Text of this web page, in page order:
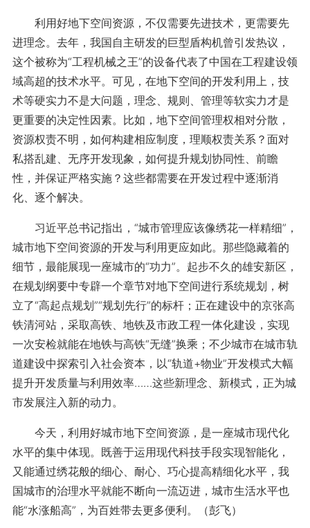
利用好地下空间资源，不仅需要先进技术，更需要先
进理念。去年，我国自主研发的巨型盾构机曾引发热议，
这个被称为“工程机械之王”的设备代表了中国在工程建设领
域高超的技术水平。可见，在地下空间的开发利用上，技
术等硬实力不是大问题，理念、规则、管理等软实力才是
更重要的决定性因素。比如，地下空间管理权相对分散，
资源权责不明，如何构建相应制度，理顺权责关系？面对
私搭乱建、无序开发现象，如何提升规划协同性、前瞻
性，并保证严格实施？这些都需要在开发过程中逐渐消
化、逐个解决。
习近平总书记指出，“城市管理应该像绣花一样精细”，
城市地下空间资源的开发与利用更应如此。那些隐藏着的
细节，最能展现一座城市的“功力”。起步不久的雄安新区，
在规划纲要中专辟一个章节对地下空间进行系统规划，树
立了“高起点规划”“规划先行”的标杆；正在建设中的京张高
铁清河站，采取高铁、地铁及市政工程一体化建设，实现
一次安检就能在地铁与高铁“无缝”换乘；不少城市在城市轨
道建设中探索引入社会资本，以“轨道+物业”开发模式大幅
提升开发质量与利用效率……这些新理念、新模式，正为城
市发展注入新的动力。
今天，利用好城市地下空间资源，是一座城市现代化
水平的集中体现。既善于运用现代科技手段实现智能化，
又能通过绣花般的细心、耐心、巧心提高精细化水平，我
国城市的治理水平就能不断向一流迈进，城市生活水平也
能“水涨船高”，为百姓带去更多便利。（彭飞）